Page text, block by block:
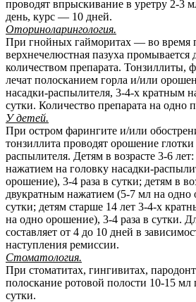
проводят впрыскивание в уретру 2-3
день, курс — 10 дней.
Оториноларингология.
При гнойных гайморитах — во время
верхнечелюстная пазуха промывается
количеством препарата. Тонзиллиты,
лечат полосканием горла и/или
насадки-распылителя, 3-4-х кратным
сутки. Количество препарата на одно
У детей.
При остром фарингите и/или
тонзиллита проводят орошение
распылителя. Детям в возрасте 3-6
нажатием на головку насадки-
орошение), 3-4 раза в сутки; детям в
двукратным нажатием (5-7 мл на одно
сутки; детям старше 14 лет 3-4-х
на одно орошение), 3-4 раза в сутки.
составляет от 4 до 10 дней в
наступления ремиссии.
Стоматология.
При стоматитах, гингивитах,
полоскание ротовой полости 10-15 мл
сутки.